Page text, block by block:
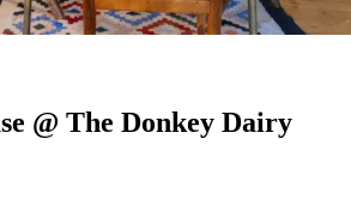
@ The Donkey Dairy